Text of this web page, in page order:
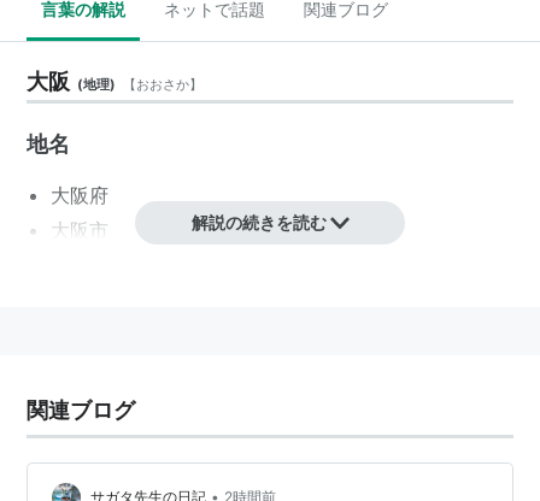
言葉の解説 ネットで話題 関連ブログ
大阪 (地理) 【おおさか】
地名
大阪府
大阪市
スポーツチーム
大阪エヴェッサ（プロバスケットボールbjリーグ）
ガンバ大阪(Jリーグ)
解説の続きを読む
関連ブログ
サガタ先生の日記 • 2時間前